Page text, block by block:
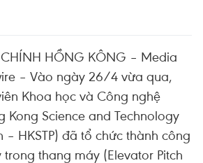
HỒNG KÔNG – Media
– Vào ngày 26/4 vừa qua,
Khoa học và Công nghệ
Kong Science and Technology
– HKSTP) đã tổ chức thành công
thang máy (Elevator Pitch